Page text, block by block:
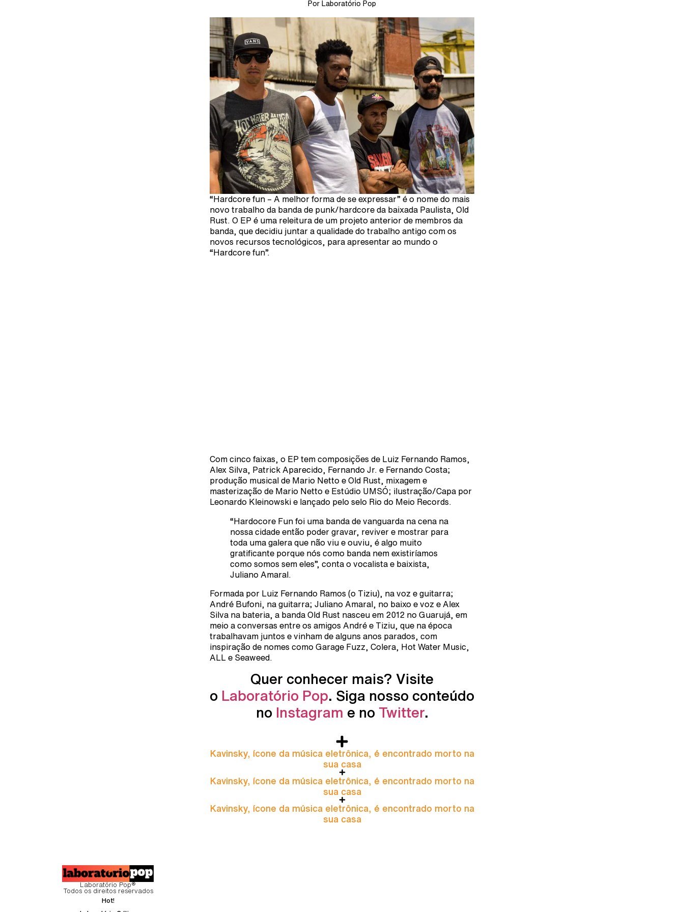
Por Laboratório Pop
“Hardcore fun – A melhor forma de se expressar” é o nome do mais
novo trabalho da banda de punk/hardcore da baixada Paulista, Old
Rust. O EP é uma releitura de um projeto anterior de membros da
banda, que decidiu juntar a qualidade do trabalho antigo com os
novos recursos tecnológicos, para apresentar ao mundo o
“Hardcore fun”.
Com cinco faixas, o EP tem composições de Luiz Fernando Ramos,
Alex Silva, Patrick Aparecido, Fernando Jr. e Fernando Costa;
produção musical de Mario Netto e Old Rust, mixagem e
masterização de Mario Netto e Estúdio UMSÓ; ilustração/Capa por
Leonardo Kleinowski e lançado pelo selo Rio do Meio Records.
“Hardocore Fun foi uma banda de vanguarda na cena na
nossa cidade então poder gravar, reviver e mostrar para
toda uma galera que não viu e ouviu, é algo muito
gratificante porque nós como banda nem existiríamos
como somos sem eles”, conta o vocalista e baixista,
Juliano Amaral.
Formada por Luiz Fernando Ramos (o Tiziu), na voz e guitarra;
André Bufoni, na guitarra; Juliano Amaral, no baixo e voz e Alex
Silva na bateria, a banda Old Rust nasceu em 2012 no Guarujá, em
meio a conversas entre os amigos André e Tiziu, que na época
trabalhavam juntos e vinham de alguns anos parados, com
inspiração de nomes como Garage Fuzz, Colera, Hot Water Music,
ALL e Seaweed.
Quer conhecer mais? Visite
o Laboratório Pop. Siga nosso conteúdo
no Instagram e no Twitter.
Kavinsky, ícone da música eletrônica, é encontrado morto na
sua casa
Kavinsky, ícone da música eletrônica, é encontrado morto na
sua casa
Kavinsky, ícone da música eletrônica, é encontrado morto na
sua casa
Laboratório Pop®
Todos os direitos reservados
Hot!